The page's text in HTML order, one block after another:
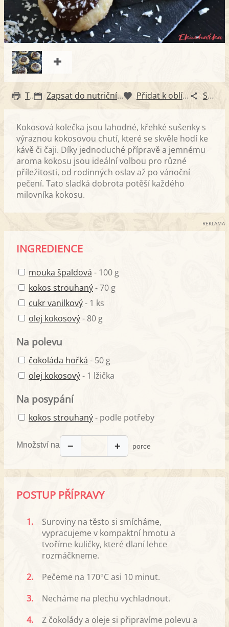
Tisk Zapsat do nutričního diáře Přidat k oblíbeným Sdílet
Kokosová kolečka jsou lahodné, křehké sušenky s
výraznou kokosovou chutí, které se skvěle hodí ke
kávě či čaji. Díky jednoduché přípravě a jemnému
aroma kokosu jsou ideální volbou pro různé
příležitosti, od rodinných oslav až po vánoční
pečení. Tato sladká dobrota potěší každého
milovníka kokosu.
REKLAMA
INGREDIENCE
mouka špaldová - 100 g
kokos strouhaný- 70 g
cukr vanilkový- 1 ks
olej kokosový- 80 g
Na polevu
čokoláda hořká - 50 g
olej kokosový- 1 lžička
Na posypání
kokos strouhaný- podle potřeby
Množství na − + porce
POSTUP PŘÍPRAVY
1.
Suroviny na těsto si smícháme,
vypracujeme v kompaktní hmotu a
tvoříme kuličky, které dlaní lehce
rozmáčkneme.
2.
Pečeme na 170°C asi 10 minut.
3.
Necháme na plechu vychladnout.
4.
Z čokolády a oleje si připravíme polevu a